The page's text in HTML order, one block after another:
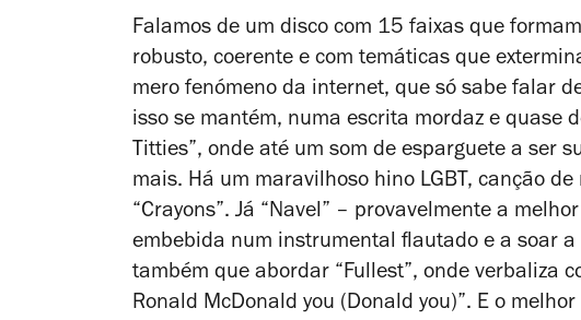
Falamos de um disco com 15 faixas que
robusto, coerente e com temáticas que
mero fenómeno da internet, que só sabe falar
isso se mantém, numa escrita mordaz e quase
Titties”, onde até um som de esparguete a ser
mais. Há um maravilhoso hino LGBT, canção
“Crayons”. Já “Navel” – provavelmente a
embebida num instrumental flautado e a soar a
também que abordar “Fullest”, onde verbaliza
Ronald McDonald you (Donald you)”. E o